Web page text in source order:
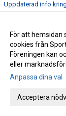
Uppdaterad info
Träning på Höstlovet?
Resultat Bohus-dal
Resultat
Kroppefjällskampen,
Inställd träning
Kenny Kling på
För att hemsidan
cookies från
Föreningen kan
eller
Anpassa dina val
Acceptera